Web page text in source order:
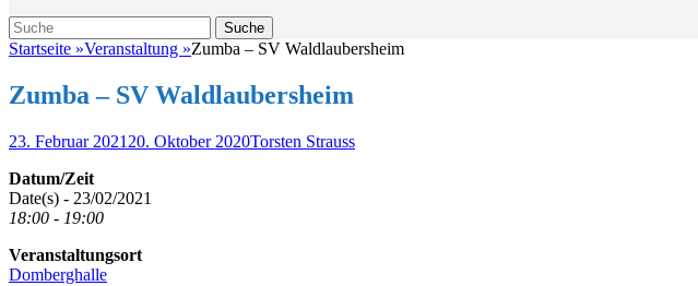
Suche
Suche
nach:
Startseite »Veranstaltung »Zumba – SV Waldlaubersheim
Zumba – SV Waldlaubersheim
Veröffentlicht
23. Februar 2021 20. Oktober 2020Autor
Torsten Strauss
Datum/Zeit
Date(s) - 23/02/2021
18:00 - 19:00
Veranstaltungsort
Domberghalle